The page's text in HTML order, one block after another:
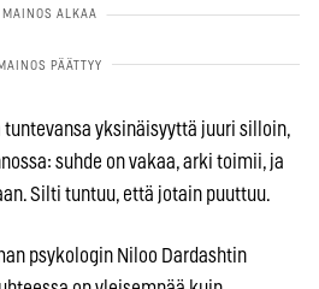
tuntevansa yksinäisyyttä juuri silloin,
suhde on vakaa, arki toimii, ja
Silti tuntuu, että jotain puuttuu.
psykologin Niloo Dardashtin